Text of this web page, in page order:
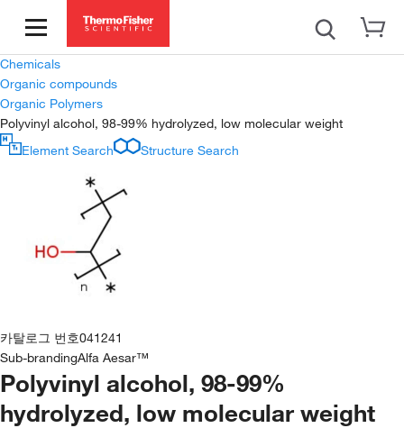
Chemicals
Organic compounds
Organic Polymers
Polyvinyl alcohol, 98-99% hydrolyzed, low molecular weight
Element Search
Structure Search
카탈로그 번호041241
Sub-brandingAlfa Aesar™
Polyvinyl alcohol, 98-99%
hydrolyzed, low molecular weight